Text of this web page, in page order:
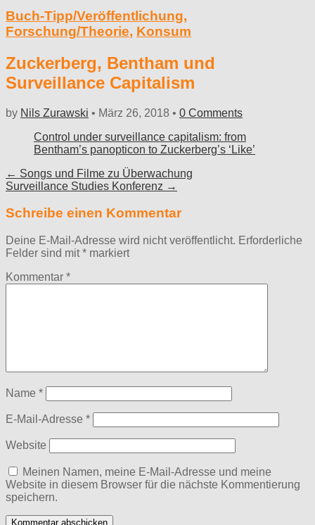
Buch-Tipp/Veröffentlichung,
Forschung/Theorie, Konsum
Zuckerberg, Bentham und
Surveillance Capitalism
by Nils Zurawski • März 26, 2018 • 0 Comments
Control under surveillance capitalism: from
Bentham’s panopticon to Zuckerberg’s ‘Like’
Post
navigation
← Songs und Filme zu Überwachung
Surveillance Studies Konferenz →
Schreibe einen Kommentar
Deine E-Mail-Adresse wird nicht veröffentlicht. Erforderliche
Felder sind mit* markiert
Kommentar *
Name *
E-Mail-Adresse *
Website
Meinen Namen, meine E-Mail-Adresse und meine
Website in diesem Browser für die nächste Kommentierung
speichern.